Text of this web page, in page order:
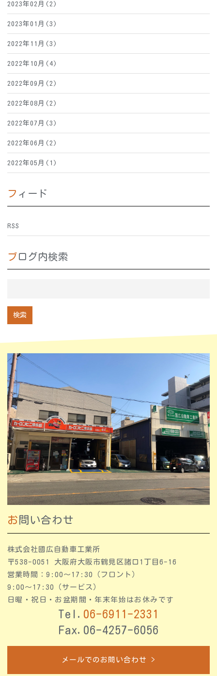
2023年02月(2)
2023年01月(3)
2022年11月(3)
2022年10月(4)
2022年09月(2)
2022年08月(2)
2022年07月(3)
2022年06月(2)
2022年05月(1)
フィード
RSS
ブログ内検索
お問い合わせ
株式会社國広自動車工業所
〒538-0051 大阪府大阪市鶴見区諸口1丁目6-16
営業時間：9:00〜17:30（フロント）
9:00～17:30（サービス）
日曜・祝日・お盆期間・年末年始はお休みです
Tel. 06-6911-2331
Fax.06-4257-6056
メールでのお問い合わせ >